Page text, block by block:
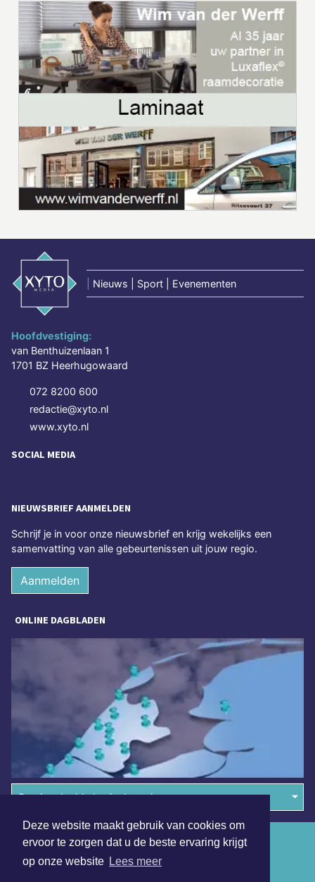
Deze website maakt gebruik van cookies om
ervoor te zorgen dat u de beste ervaring krijgt
op onze website Lees meer
Nieuws | Sport | Evenementen
Hoofdvestiging:
van Benthuizenlaan 1
1701 BZ Heerhugowaard
072 8200 600
redactie@xyto.nl
www.xyto.nl
SOCIAL MEDIA
NIEUWSBRIEF AANMELDEN
Schrijf je in voor onze nieuwsbrief en krijg wekelijks een
samenvatting van alle gebeurtenissen uit jouw regio.
Aanmelden
ONLINE DAGBLADEN
Overige dagbladen in de regio
Algemene voorwaarden
Disclaimer